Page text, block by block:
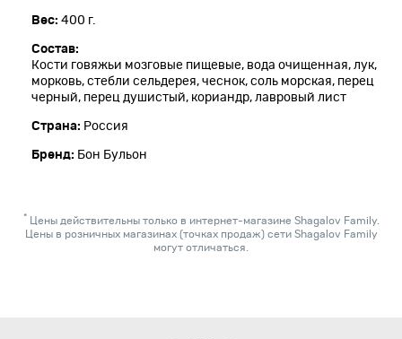
Вес: 400 г.
Состав:
Кости говяжьи мозговые пищевые, вода очищенная, лук,
морковь, стебли сельдерея, чеснок, соль морская, перец
черный, перец душистый, кориандр, лавровый лист
Страна: Россия
Бренд: Бон Бульон
* Цены действительны только в интернет-магазине Shagalov Family.
Цены в розничных магазинах (точках продаж) сети Shagalov Family
могут отличаться.